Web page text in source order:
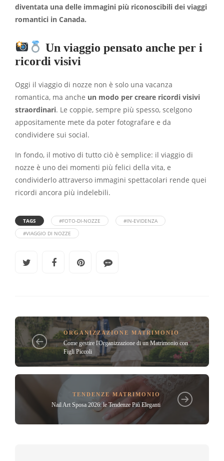
diventata una delle immagini più riconoscibili dei viaggi
romantici in Canada.
Un viaggio pensato anche per i
ricordi visivi
Oggi il viaggio di nozze non è solo una vacanza
romantica, ma anche un modo per creare ricordi visivi
straordinari. Le coppie, sempre più spesso, scelgono
appositamente mete da poter fotografare e da
condividere sui social.
In fondo, il motivo di tutto ciò è semplice: il viaggio di
nozze è uno dei momenti più felici della vita, e
condividerlo attraverso immagini spettacolari rende quei
ricordi ancora più indelebili.
TAGS #FOTO-DI-NOZZE
#IN-EVIDENZA
#VIAGGIO DI NOZZE
ORGANIZZAZIONE MATRIMONIO
Come gestire l'Organizzazione di un Matrimonio con
Figli Piccoli
TENDENZE MATRIMONIO
Nail Art Sposa 2026: le Tendenze Più Eleganti